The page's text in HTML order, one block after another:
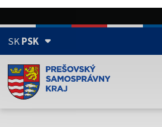
SKPSK
Doména psk.sk je oficiálna
Toto je oficiálna webová stránka